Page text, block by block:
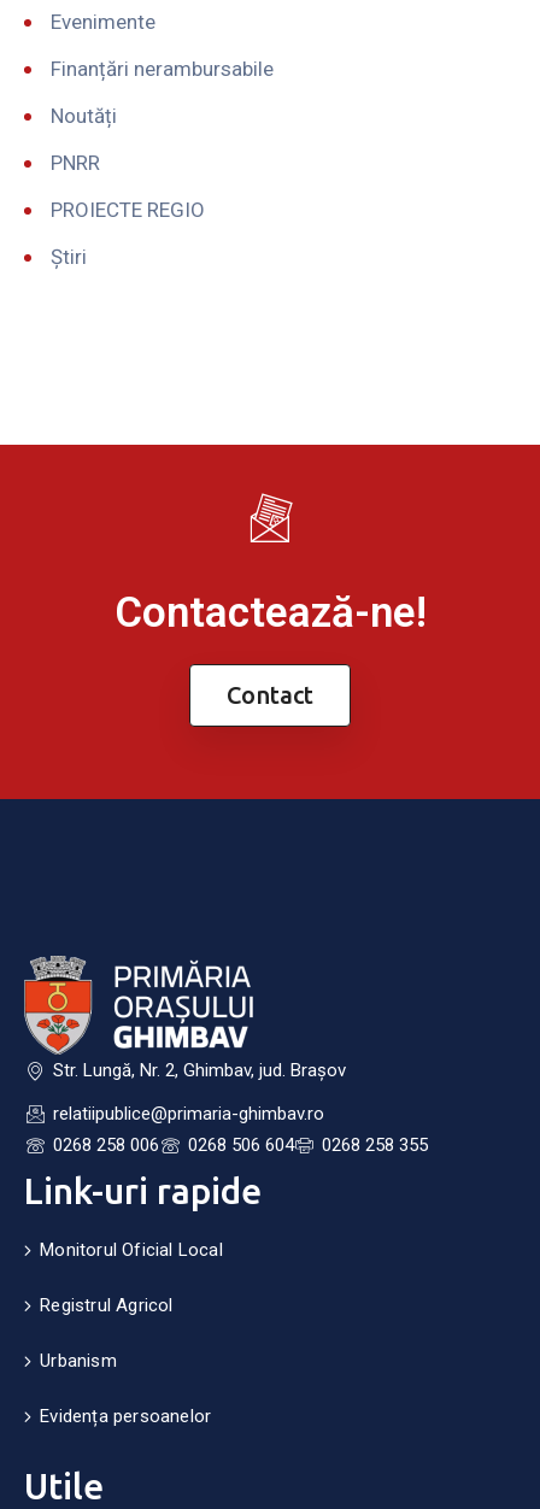
Evenimente
Finanțări nerambursabile
Noutăți
PNRR
PROIECTE REGIO
Știri
Contactează-ne!
Contact
Str. Lungă, Nr. 2, Ghimbav, jud. Brașov
relatiipublice@primaria-ghimbav.ro
0268 258 006
0268 506 604 0268 258 355
Link-uri rapide
Monitorul Oficial Local
Registrul Agricol
Urbanism
Evidența persoanelor
Utile